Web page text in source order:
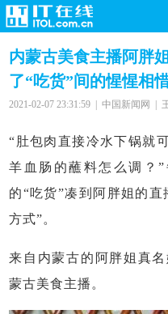
内蒙古美食主播阿胖
了“吃货”间的惺惺相
2021-02-07 23:31:59 | 中国新闻网 |
“肚包肉直接冷水下锅就
羊血肠的蘸料怎么调？
的“吃货”凑到阿胖姐的
方式”。
来自内蒙古的阿胖姐真
蒙古美食主播。